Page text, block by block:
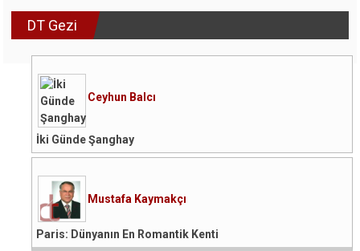
DT Gezi
Ceyhun Balcı
İki Günde Şanghay
Mustafa Kaymakçı
Paris: Dünyanın En Romantik Kenti